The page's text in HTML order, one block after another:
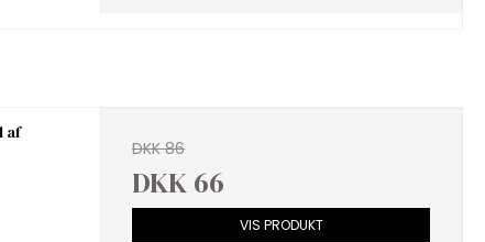
af
DKK 86
DKK 66
VIS PRODUKT